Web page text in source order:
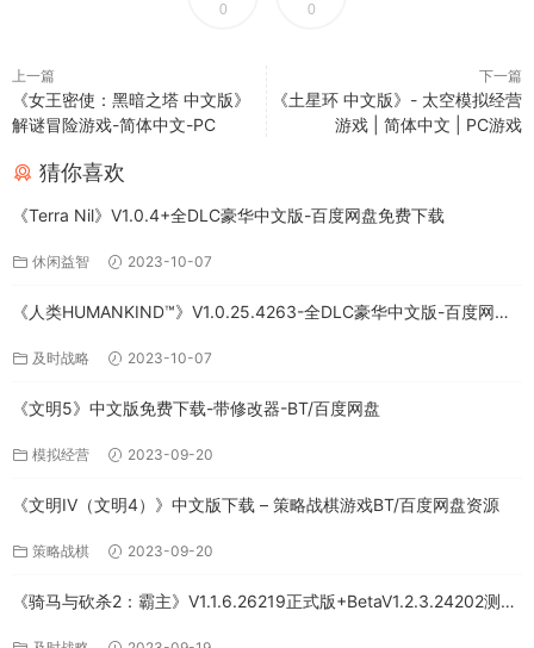
0 0
上一篇
《女王密使：黑暗之塔 中文版》
解谜冒险游戏-简体中文-PC
下一篇
《土星环 中文版》- 太空模拟经营
游戏 | 简体中文 | PC游戏
猜你喜欢
《Terra Nil》V1.0.4+全DLC豪华中文版-百度网盘免费下载
休闲益智 2023-10-07
《人类HUMANKIND™》V1.0.25.4263-全DLC豪华中文版-百度网盘
及时战略 2023-10-07
《文明5》中文版免费下载-带修改器-BT/百度网盘
模拟经营 2023-09-20
《文明IV（文明4）》中文版下载 – 策略战棋游戏BT/百度网盘资源
策略战棋 2023-09-20
《骑马与砍杀2：霸主》V1.1.6.26219正式版+BetaV1.2.3.24202测试